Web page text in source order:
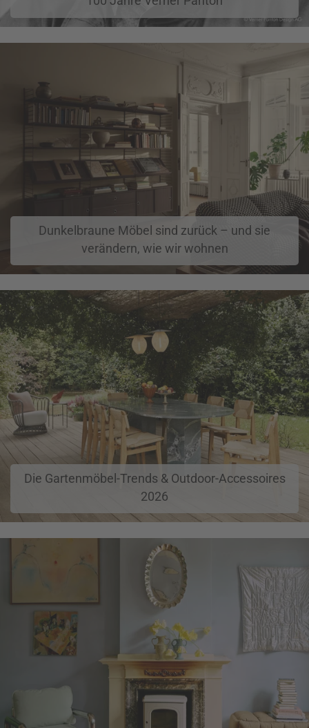
Dunkelbraune Möbel sind zurück – und sie
verändern, wie wir wohnen
Die Gartenmöbel-Trends & Outdoor-Accessoires
2026